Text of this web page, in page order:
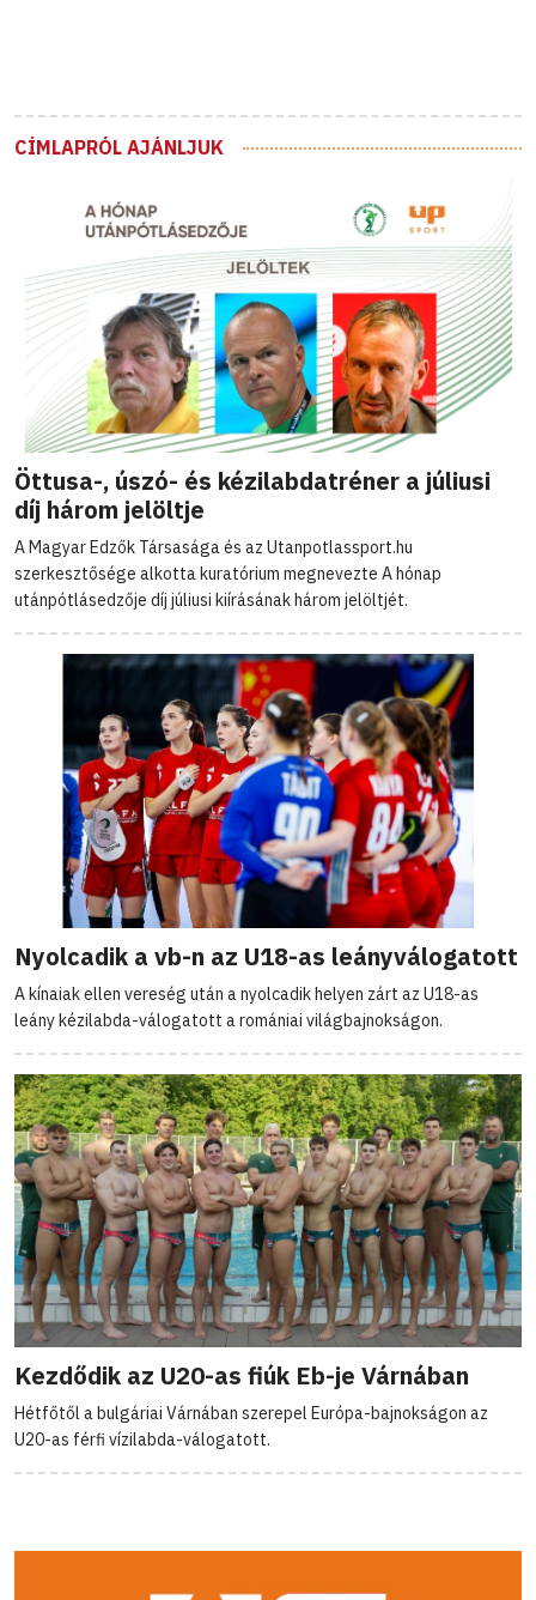
CÍMLAPRÓL AJÁNLJUK
Öttusa-, úszó- és kézilabdatréner a júliusi
díj három jelöltje
A Magyar Edzők Társasága és az Utanpotlassport.hu
szerkesztősége alkotta kuratórium megnevezte A hónap
utánpótlásedzője díj júliusi kiírásának három jelöltjét.
Nyolcadik a vb-n az U18-as leányválogatott
A kínaiak ellen vereség után a nyolcadik helyen zárt az U18-as
leány kézilabda-válogatott a romániai világbajnokságon.
Kezdődik az U20-as fiúk Eb-je Várnában
Hétfőtől a bulgáriai Várnában szerepel Európa-bajnokságon az
U20-as férfi vízilabda-válogatott.